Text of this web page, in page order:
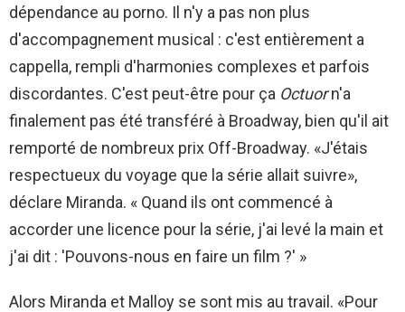
dépendance au porno. Il n'y a pas non plus
d'accompagnement musical : c'est entièrement a
cappella, rempli d'harmonies complexes et parfois
discordantes. C'est peut-être pour ça Octuorn'a
finalement pas été transféré à Broadway, bien qu'il ait
remporté de nombreux prix Off-Broadway. «J'étais
respectueux du voyage que la série allait suivre»,
déclare Miranda. « Quand ils ont commencé à
accorder une licence pour la série, j'ai levé la main et
j'ai dit : 'Pouvons-nous en faire un film ?' »
Alors Miranda et Malloy se sont mis au travail. «Pour